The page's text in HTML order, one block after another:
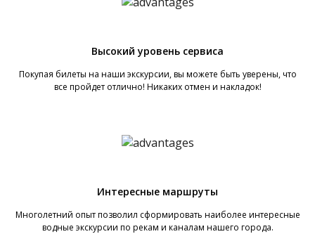
Высокий уровень сервиса
Покупая билеты на наши экскурсии, вы можете быть уверены, что
все пройдет отлично! Никаких отмен и накладок!
Интересные маршруты
Многолетний опыт позволил сформировать наиболее интересные
водные экскурсии по рекам и каналам нашего города.